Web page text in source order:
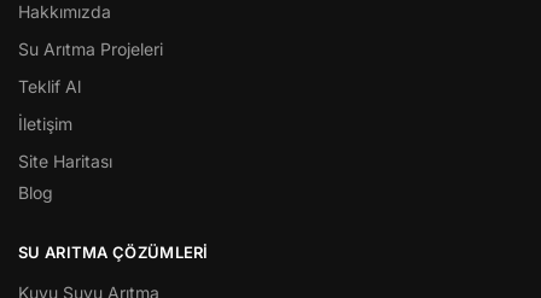
Hakkımızda
Su Arıtma Projeleri
Teklif Al
İletişim
Site Haritası
Blog
SU ARITMA ÇÖZÜMLERI
Kuyu Suyu Arıtma